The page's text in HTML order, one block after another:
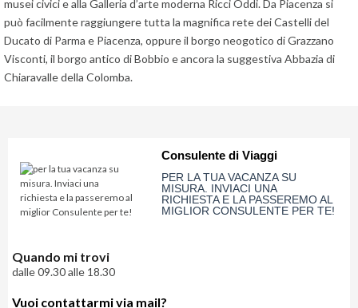
musei civici e alla Galleria d’arte moderna Ricci Oddi. Da Piacenza si
può facilmente raggiungere tutta la magnifica rete dei Castelli del
Ducato di Parma e Piacenza, oppure il borgo neogotico di Grazzano
Visconti, il borgo antico di Bobbio e ancora la suggestiva Abbazia di
Chiaravalle della Colomba.
Consulente di Viaggi
PER LA TUA VACANZA SU
MISURA. INVIACI UNA
RICHIESTA E LA PASSEREMO AL
MIGLIOR CONSULENTE PER TE!
Quando mi trovi
dalle 09.30 alle 18.30
Vuoi contattarmi via mail?